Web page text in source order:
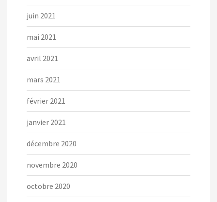
juin 2021
mai 2021
avril 2021
mars 2021
février 2021
janvier 2021
décembre 2020
novembre 2020
octobre 2020